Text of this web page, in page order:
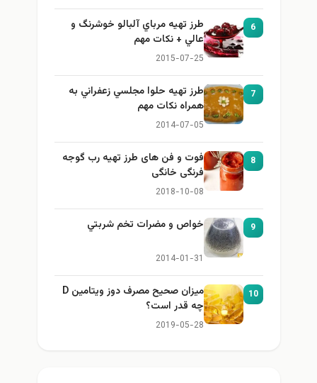
6
طرز تهيه مرباي آلبالو خوشرنگ و
عالي + نكات مهم
2015-07-25
7
طرز تهيه حلوا مجلسي زعفراني به
همراه نكات مهم
2014-07-05
8
فوت و فن های طرز تهیه رب گوجه
فرنگی خانگی
2018-10-08
9 خواص و مضرات تخم شربتي
2014-01-31
10
میزان صحیح مصرف دوز ویتامین D
چه قدر است؟
2019-05-28